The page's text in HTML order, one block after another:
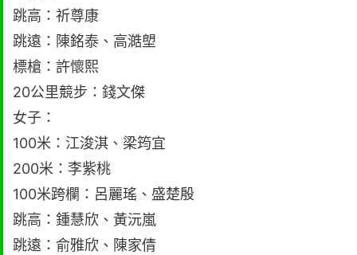
跳高：祈尊康
跳遠：陳銘泰、高澔塱
標槍：許懷熙
20公里競步：錢文傑
女子：
100米：江浚淇、梁筠宜
200米：李紫桃
100米跨欄：呂麗瑤、盛楚殷
跳高：鍾慧欣、黃沅嵐
跳遠：俞雅欣、陳家倩